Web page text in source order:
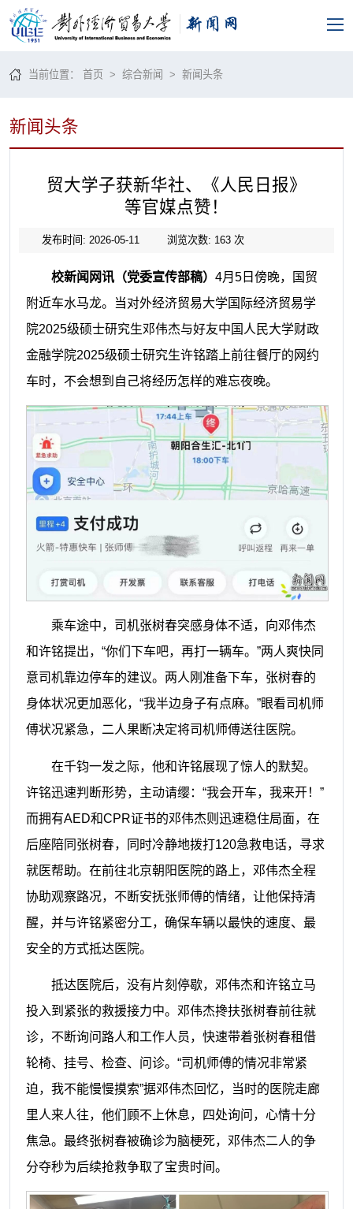
当前位置：首页 >综合新闻 >新闻头条
新闻头条
贸大学子获新华社、《人民日报》
等官媒点赞！
发布时间: 2026-05-11 浏览次数: 163次
校新闻网讯（党委宣传部稿） 4月5日傍晚，国贸
附近车水马龙。当对外经济贸易大学国际经济贸易学
院2025级硕士研究生邓伟杰与好友中国人民大学财政
金融学院2025级硕士研究生许铭踏上前往餐厅的网约
车时，不会想到自己将经历怎样的难忘夜晚。
乘车途中，司机张树春突感身体不适，向邓伟杰
和许铭提出，“你们下车吧，再打一辆车。”两人爽快同
意司机靠边停车的建议。两人刚准备下车，张树春的
身体状况更加恶化，“我半边身子有点麻。”眼看司机师
傅状况紧急，二人果断决定将司机师傅送往医院。
在千钧一发之际，他和许铭展现了惊人的默契。
许铭迅速判断形势，主动请缨：“我会开车，我来开！”
而拥有AED和CPR证书的邓伟杰则迅速稳住局面，在
后座陪同张树春，同时冷静地拨打120急救电话，寻求
就医帮助。在前往北京朝阳医院的路上，邓伟杰全程
协助观察路况，不断安抚张师傅的情绪，让他保持清
醒，并与许铭紧密分工，确保车辆以最快的速度、最
安全的方式抵达医院。
抵达医院后，没有片刻停歇，邓伟杰和许铭立马
投入到紧张的救援接力中。邓伟杰搀扶张树春前往就
诊，不断询问路人和工作人员，快速带着张树春租借
轮椅、挂号、检查、问诊。“司机师傅的情况非常紧
迫，我不能慢慢摸索”据邓伟杰回忆，当时的医院走廊
里人来人往，他们顾不上休息，四处询问，心情十分
焦急。最终张树春被确诊为脑梗死，邓伟杰二人的争
分夺秒为后续抢救争取了宝贵时间。